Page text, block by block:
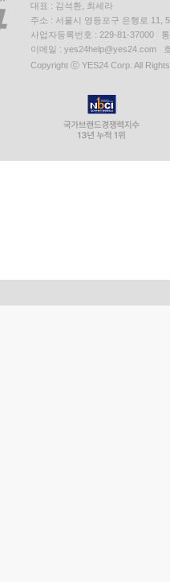
대표 : 김석환, 최세라
주소 : 서울시 영등포구 은행로 11,
사업자등록번호 : 229-81-37000
이메일 : yes24help@yes24.com
Copyright ⓒ YES24 Corp. All